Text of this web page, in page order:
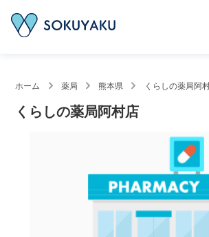
ホーム 薬局 熊本県 くらしの薬局阿
くらしの薬局阿村店